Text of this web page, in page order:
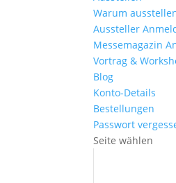
Warum
Aussteller
Messemagazin
Vortrag &
Blog
Konto-Details
Bestellungen
Passwort
Seite wählen